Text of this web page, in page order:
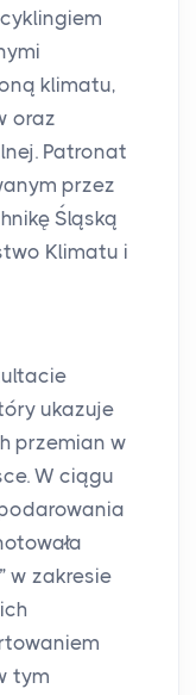
klimatu,
oraz
Patronat
przez
Śląską
Klimatu i
ukazuje
przemian w
W ciągu
w zakresie
tym